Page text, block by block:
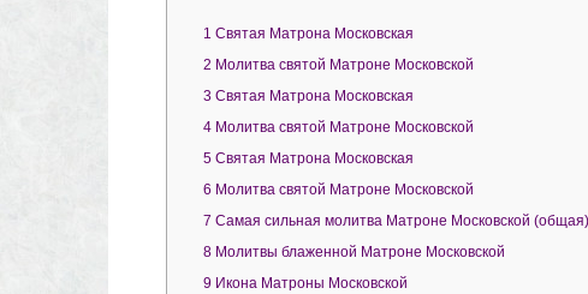
1 Святая Матрона Московская
2 Молитва святой Матроне Московской
3 Святая Матрона Московская
4 Молитва святой Матроне Московской
5 Святая Матрона Московская
6 Молитва святой Матроне Московской
7 Самая сильная молитва Матроне Московской (общая)
8 Молитвы блаженной Матроне Московской
9 Икона Матроны Московской